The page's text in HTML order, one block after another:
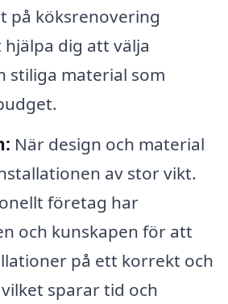
på köksrenovering
dig att välja
stiliga material som
När design och material
av stor vikt.
företag har
och kunskapen för att
på ett korrekt och
sparar tid och